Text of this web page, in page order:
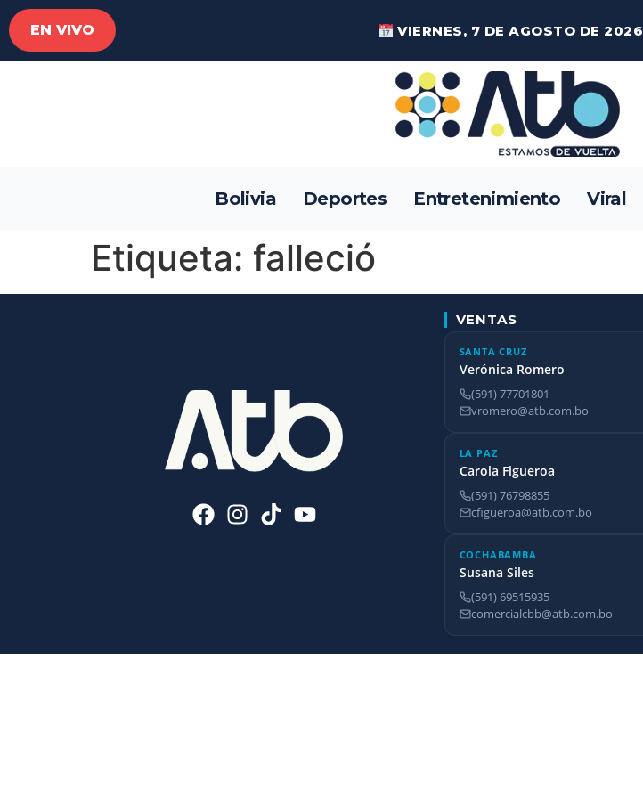
EN VIVO VIERNES, 7 DE AGOSTO DE 2026
Bolivia Deportes Entretenimiento Viral
Etiqueta: falleció
VENTAS
SANTA CRUZ
Verónica Romero
(591) 77701801
vromero@atb.com.bo
LA PAZ
Carola Figueroa
(591) 76798855
cfigueroa@atb.com.bo
COCHABAMBA
Susana Siles
(591) 69515935
comercialcbb@atb.com.bo